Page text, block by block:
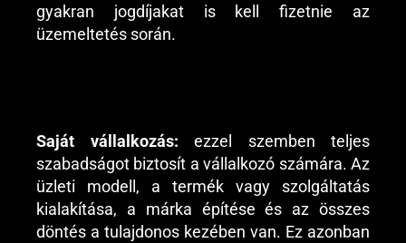
gyakran jogdíjakat is kell fizetnie az
üzemeltetés során.
Saját vállalkozás: ezzel szemben teljes
szabadságot biztosít a vállalkozó számára. Az
üzleti modell, a termék vagy szolgáltatás
kialakítása, a márka építése és az összes
döntés a tulajdonos kezében van. Ez azonban